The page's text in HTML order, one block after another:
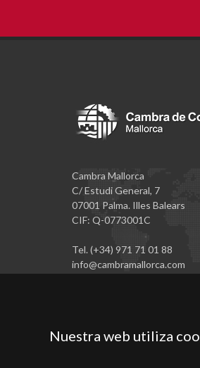
Cambra Mallorca
C/ Estudi General, 7
07001 Palma. Illes Balears
CIF: Q-0773001C
Tel. (+34) 971 71 01 88
info@cambramallorca.com
Nuestra web utiliza